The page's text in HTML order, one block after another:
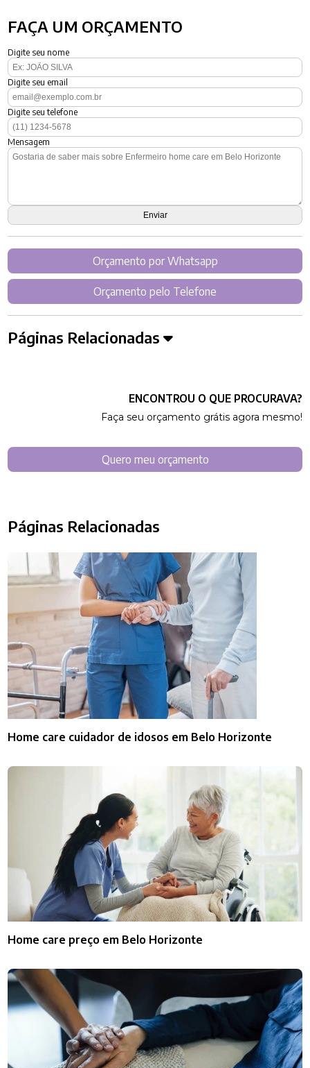
FAÇA UM ORÇAMENTO
Digite seu nome
Digite seu email
Digite seu telefone
Mensagem
Orçamento por Whatsapp
Orçamento pelo Telefone
Páginas Relacionadas
ENCONTROU O QUE PROCURAVA?
Faça seu orçamento grátis agora mesmo!
Quero meu orçamento
Páginas Relacionadas
Home care cuidador de idosos em Belo Horizonte
Home care preço em Belo Horizonte